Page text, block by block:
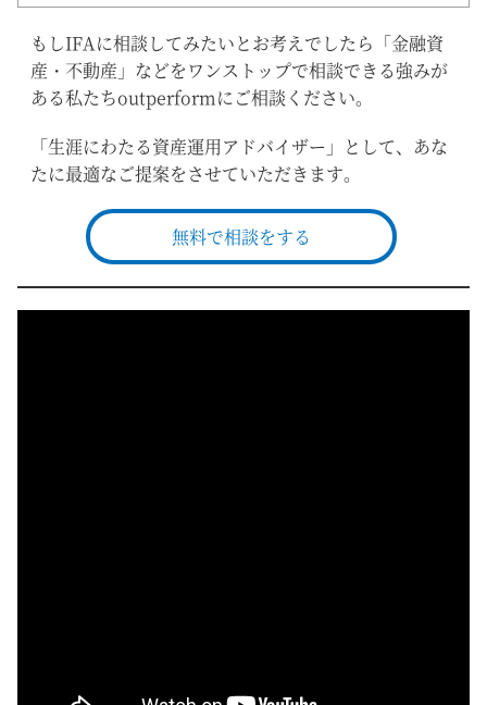
もしIFAに相談してみたいとお考えでしたら「金融資
産・不動産」などをワンストップで相談できる強みが
ある私たちoutperformにご相談ください。
「生涯にわたる資産運用アドバイザー」として、あな
たに最適なご提案をさせていただきます。
無料で相談をする